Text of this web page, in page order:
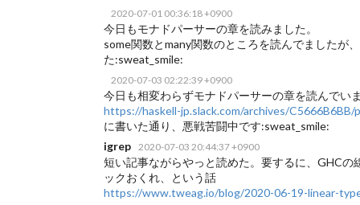
2020-07-01 00:36:18 +0900
今日もモナドパーサーの章を読みました。
some関数とmany関数のところを読んでましたが
た:sweat_smile:
2020-07-03 02:22:39 +0900
今日も相変わらずモナドパーサーの章を読んでい
https://haskell-jp.slack.com/archives/C5666B6BB/
に書いた通り、悪戦苦闘中です:sweat_smile:
igrep
2020-07-03 20:44:37 +0900
短い記事ながらやっと読めた。要するに、GHC
ックおくれ、という話
https://www.tweag.io/blog/2020-06-19-linear-